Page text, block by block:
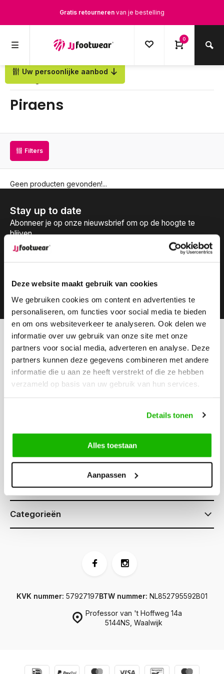
Deze website maakt gebruik van cookies
We gebruiken cookies om content en advertenties te
personaliseren, om functies voor social media te bieden
en om ons websiteverkeer te analyseren. Ook delen we
informatie over uw gebruik van onze site met onze
partners voor social media, adverteren en analyse. Deze
partners kunnen deze gegevens combineren met andere
informatie die u aan ze heeft verstrekt of die ze hebben
verzameld op basis van uw gebruik van hun services.
Details tonen
Alles toestaan
Aanpassen
Gratis retourneren van je bestelling
0
Uw persoonlijke aanbod
Piraens
Filters
Geen producten gevonden!...
Stay up to date
Abonneer je op onze nieuwsbrief om op de hoogte te
blijven.
Kunnen we helpen?
Klantenservice:
openingstijden
Bel ons
0416-272223
Klantenservice
Informatie
Categorieën
Professor van 't Hoffweg 14a
5144NS, Waalwijk
KVK nummer: 57927197BTW nummer: NL852795592B01